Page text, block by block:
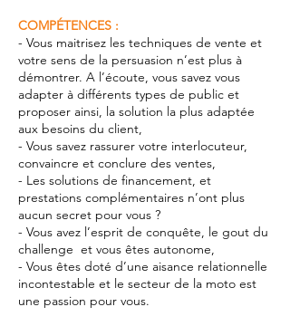
COMPÉTENCES :
- Vous maitrisez les techniques de vente et
votre sens de la persuasion n’est plus à
démontrer. A l’écoute, vous savez vous
adapter à différents types de public et
proposer ainsi, la solution la plus adaptée
aux besoins du client,
- Vous savez rassurer votre interlocuteur,
convaincre et conclure des ventes,
- Les solutions de financement, et
prestations complémentaires n’ont plus
aucun secret pour vous ?
- Vous avez l’esprit de conquête, le gout du
challenge et vous êtes autonome,
- Vous êtes doté d’une aisance relationnelle
incontestable et le secteur de la moto est
une passion pour vous.